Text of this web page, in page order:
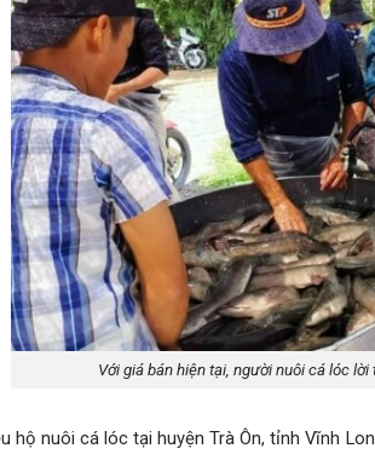
Với giá bán hiện tại, người nuôi cá lóc
hộ nuôi cá lóc tại huyện Trà Ôn, tỉnh Vĩnh